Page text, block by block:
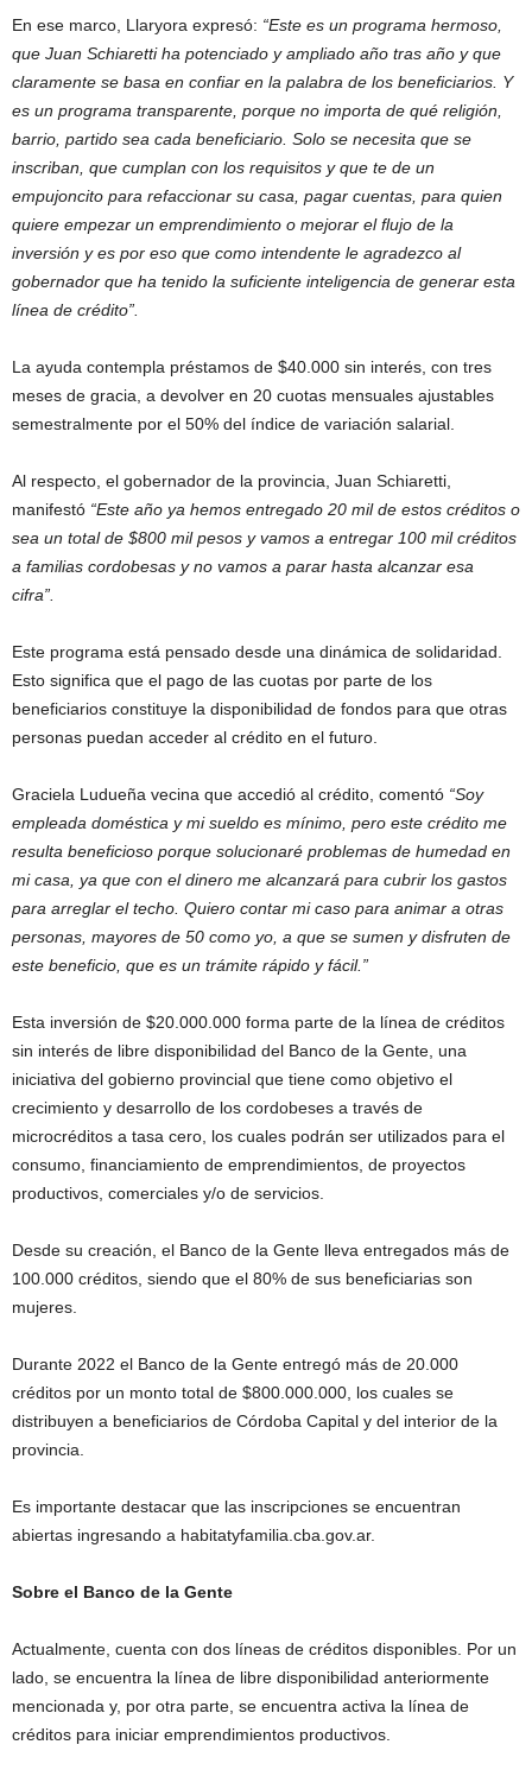
En ese marco, Llaryora expresó: “Este es un programa hermoso,
que Juan Schiaretti ha potenciado y ampliado año tras año y que
claramente se basa en confiar en la palabra de los beneficiarios. Y
es un programa transparente, porque no importa de qué religión,
barrio, partido sea cada beneficiario. Solo se necesita que se
inscriban, que cumplan con los requisitos y que te de un
empujoncito para refaccionar su casa, pagar cuentas, para quien
quiere empezar un emprendimiento o mejorar el flujo de la
inversión y es por eso que como intendente le agradezco al
gobernador que ha tenido la suficiente inteligencia de generar esta
línea de crédito”.
La ayuda contempla préstamos de $40.000 sin interés, con tres
meses de gracia, a devolver en 20 cuotas mensuales ajustables
semestralmente por el 50% del índice de variación salarial.
Al respecto, el gobernador de la provincia, Juan Schiaretti,
manifestó “Este año ya hemos entregado 20 mil de estos créditos o
sea un total de $800 mil pesos y vamos a entregar 100 mil créditos
a familias cordobesas y no vamos a parar hasta alcanzar esa
cifra”.
Este programa está pensado desde una dinámica de solidaridad.
Esto significa que el pago de las cuotas por parte de los
beneficiarios constituye la disponibilidad de fondos para que otras
personas puedan acceder al crédito en el futuro.
Graciela Ludueña vecina que accedió al crédito, comentó “Soy
empleada doméstica y mi sueldo es mínimo, pero este crédito me
resulta beneficioso porque solucionaré problemas de humedad en
mi casa, ya que con el dinero me alcanzará para cubrir los gastos
para arreglar el techo. Quiero contar mi caso para animar a otras
personas, mayores de 50 como yo, a que se sumen y disfruten de
este beneficio, que es un trámite rápido y fácil.”
Esta inversión de $20.000.000 forma parte de la línea de créditos
sin interés de libre disponibilidad del Banco de la Gente, una
iniciativa del gobierno provincial que tiene como objetivo el
crecimiento y desarrollo de los cordobeses a través de
microcréditos a tasa cero, los cuales podrán ser utilizados para el
consumo, financiamiento de emprendimientos, de proyectos
productivos, comerciales y/o de servicios.
Desde su creación, el Banco de la Gente lleva entregados más de
100.000 créditos, siendo que el 80% de sus beneficiarias son
mujeres.
Durante 2022 el Banco de la Gente entregó más de 20.000
créditos por un monto total de $800.000.000, los cuales se
distribuyen a beneficiarios de Córdoba Capital y del interior de la
provincia.
Es importante destacar que las inscripciones se encuentran
abiertas ingresando a habitatyfamilia.cba.gov.ar.
Sobre el Banco de la Gente
Actualmente, cuenta con dos líneas de créditos disponibles. Por un
lado, se encuentra la línea de libre disponibilidad anteriormente
mencionada y, por otra parte, se encuentra activa la línea de
créditos para iniciar emprendimientos productivos.